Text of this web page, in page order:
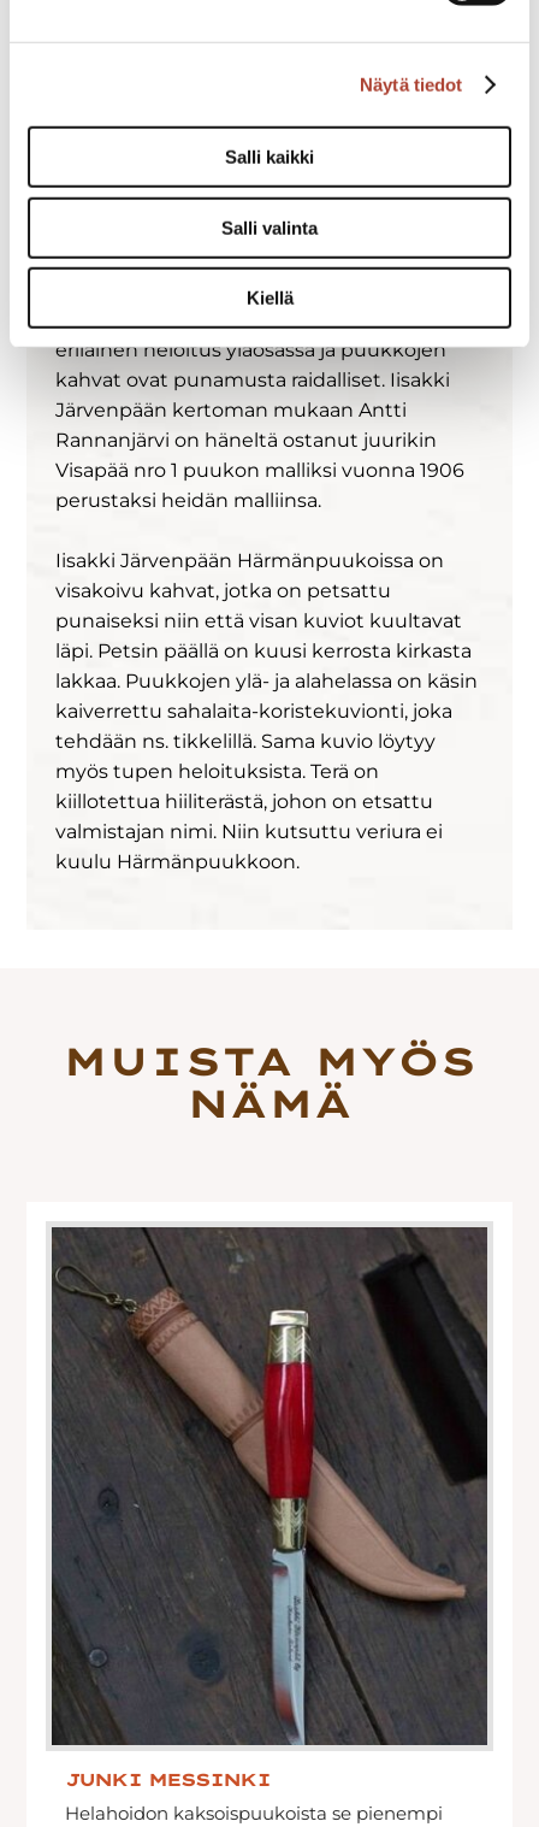
Näytä tiedot
Salli kaikki
Salli valinta
Kiellä
myös saatavissa pelkät kahvat ilman teriä,
jolloin terälliset puukot voi jättää kotiin ja
Hyvin saman näköistä puukkoa ovat
valmistaneet myös Rannanjärven suvun
puukkosepät Härmässä. Heidän
valmistamissaan on tupessa hieman
erilainen heloitus yläosassa ja puukkojen
kahvat ovat punamusta raidalliset. Iisakki
Järvenpään kertoman mukaan Antti
Rannanjärvi on häneltä ostanut juurikin
Visapää nro 1 puukon malliksi vuonna 1906
perustaksi heidän malliinsa.
Iisakki Järvenpään Härmänpuukoissa on
visakoivu kahvat, jotka on petsattu
punaiseksi niin että visan kuviot kuultavat
läpi. Petsin päällä on kuusi kerrosta kirkasta
lakkaa. Puukkojen ylä- ja alahelassa on käsin
kaiverrettu sahalaita-koristekuvionti, joka
tehdään ns. tikkelillä. Sama kuvio löytyy
myös tupen heloituksista. Terä on
kiillotettua hiiliterästä, johon on etsattu
valmistajan nimi. Niin kutsuttu veriura ei
kuulu Härmänpuukkoon.
JUNKI MESSINKI
Helahoidon kaksoispuukoista se pienempi